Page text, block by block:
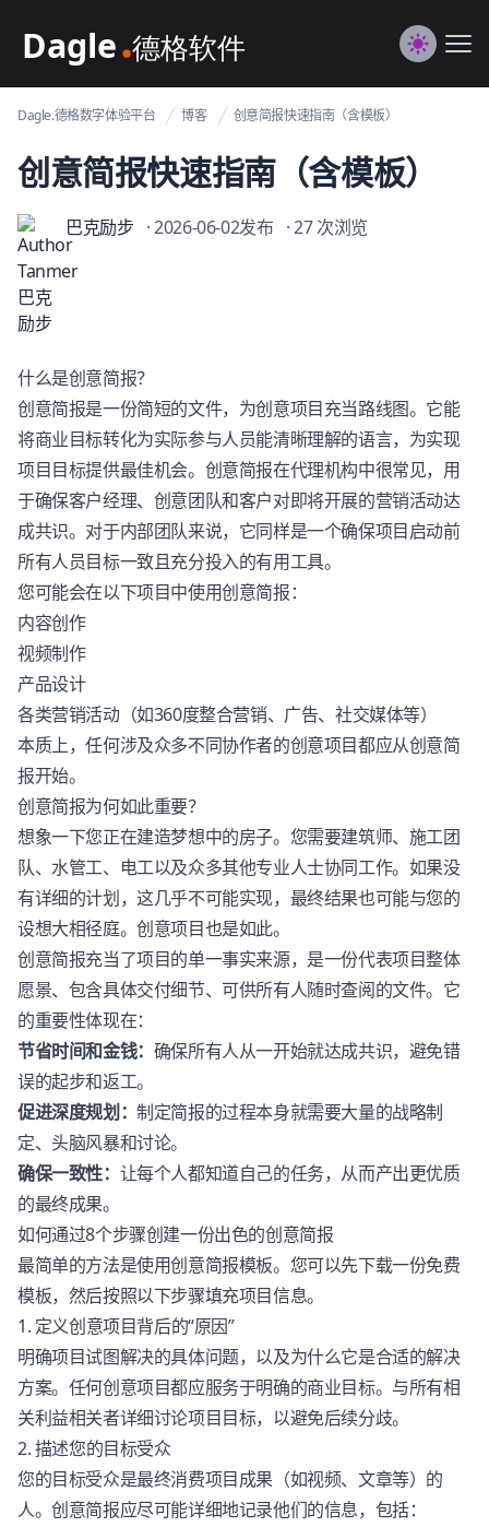
Dagle@数字体验管理
Switch
Dagle.德格数字体验平台 博客 创意简报快速指南（含模板）
创意简报快速指南（含模板）
巴克励步 · 2026-06-02发布 · 27 次浏览
什么是创意简报？
创意简报是一份简短的文件，为创意项目充当路线图。它能
将商业目标转化为实际参与人员能清晰理解的语言，为实现
项目目标提供最佳机会。创意简报在代理机构中很常见，用
于确保客户经理、创意团队和客户对即将开展的营销活动达
成共识。对于内部团队来说，它同样是一个确保项目启动前
所有人员目标一致且充分投入的有用工具。
您可能会在以下项目中使用创意简报：
内容创作
视频制作
产品设计
各类营销活动（如360度整合营销、广告、社交媒体等）
本质上，任何涉及众多不同协作者的创意项目都应从创意简
报开始。
创意简报为何如此重要？
想象一下您正在建造梦想中的房子。您需要建筑师、施工团
队、水管工、电工以及众多其他专业人士协同工作。如果没
有详细的计划，这几乎不可能实现，最终结果也可能与您的
设想大相径庭。创意项目也是如此。
创意简报充当了项目的单一事实来源，是一份代表项目整体
愿景、包含具体交付细节、可供所有人随时查阅的文件。它
的重要性体现在：
节省时间和金钱： 确保所有人从一开始就达成共识，避免错
误的起步和返工。
促进深度规划：制定简报的过程本身就需要大量的战略制
定、头脑风暴和讨论。
确保一致性： 让每个人都知道自己的任务，从而产出更优质
的最终成果。
如何通过8个步骤创建一份出色的创意简报
最简单的方法是使用创意简报模板。您可以先下载一份免费
模板，然后按照以下步骤填充项目信息。
1. 定义创意项目背后的“原因”
明确项目试图解决的具体问题，以及为什么它是合适的解决
方案。任何创意项目都应服务于明确的商业目标。与所有相
关利益相关者详细讨论项目目标，以避免后续分歧。
2. 描述您的目标受众
您的目标受众是最终消费项目成果（如视频、文章等）的
人。创意简报应尽可能详细地记录他们的信息，包括：